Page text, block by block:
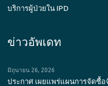
บริการผู้ป่วยใน IPD
ข่าวอัพเดท
มิถุนายน 26, 2026
ประกาศ เผยแพร่แผนการจัดซื้